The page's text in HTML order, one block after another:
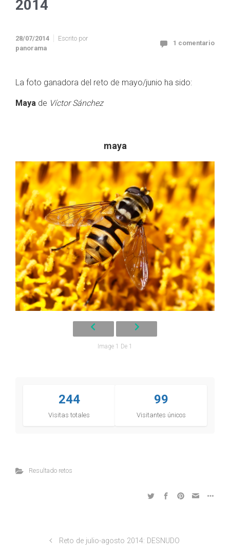
2014
28/07/2014
Escrito por
panorama
1 comentario
La foto ganadora del reto de mayo/junio ha sido:
Maya de Víctor Sánchez
maya
Image 1 De 1
244
Visitas totales
99
Visitantes únicos
Resultado retos
Reto de julio-agosto 2014: DESNUDO